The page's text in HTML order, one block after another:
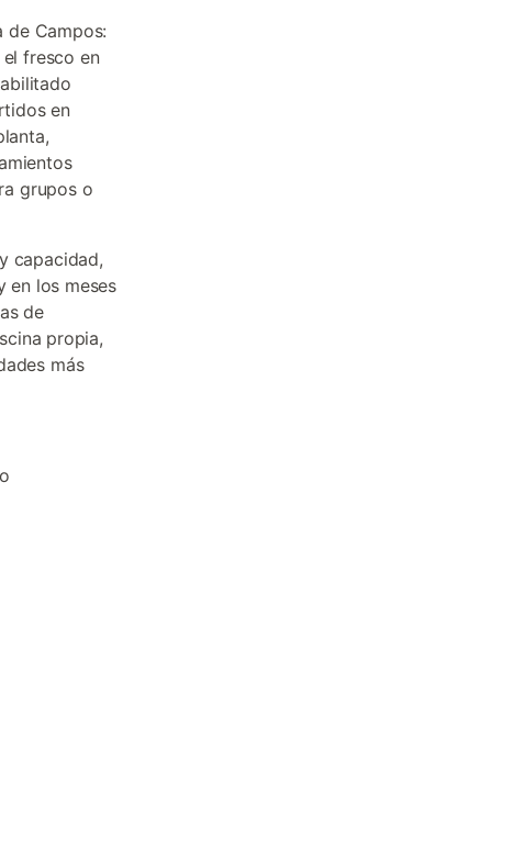
de Campos:
fresco en
en
grupos o
capacidad,
en los meses
de
propia,
más